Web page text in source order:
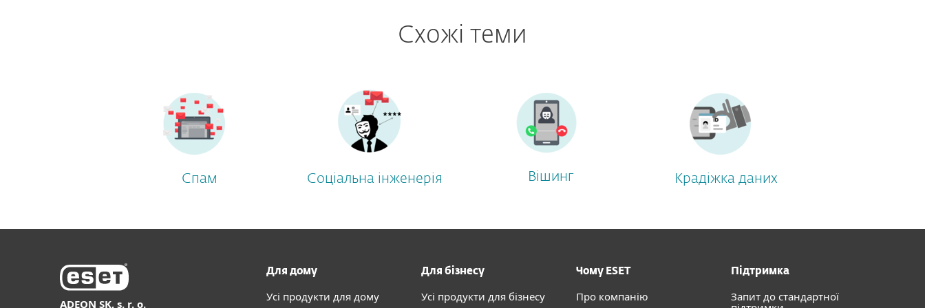
Схожі теми
Спам Соціальна інженерія Вішинг Крадіжка даних
ADEON SK, s. r. o.
Для дому
Усі продукти для дому
Для бізнесу
Усі продукти для бізнесу
Чому ESET
Про компанію
Підтримка
Запит до стандартної